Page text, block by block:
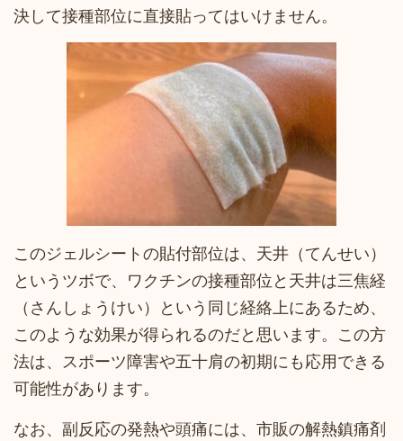
決して接種部位に直接貼ってはいけません。
このジェルシートの貼付部位は、天井（てんせい）
というツボで、ワクチンの接種部位と天井は三焦経
（さんしょうけい）という同じ経絡上にあるため、
このような効果が得られるのだと思います。この方
法は、スポーツ障害や五十肩の初期にも応用できる
可能性があります。
なお、副反応の発熱や頭痛には、市販の解熱鎮痛剤